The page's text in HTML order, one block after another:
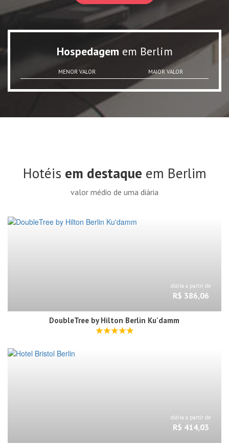
Hospedagem em Berlim
MENOR VALOR MAIOR VALOR
Hotéis em destaque em Berlim
valor médio de uma diária
diária a partir de
R$ 386,06
DoubleTree by Hilton Berlin Ku'damm
diária a partir de
R$ 414,03